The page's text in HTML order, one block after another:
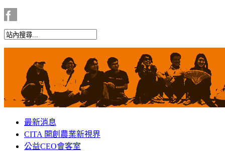
最新消息
CITA 開創農業新視界
公益CEO會客室